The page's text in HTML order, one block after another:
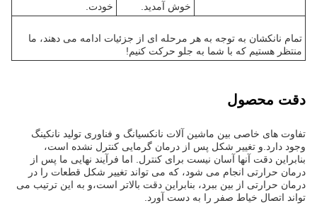
خوش آمديد.
خودت.
تمام نانکشان به توجه به هر مرحله ای از جزئیات ادامه می دهند، ما
منتظر هستیم که با شما به جلو حرکت کنیم!
دقت محصول
تفاوت های خاصی بین ماشین آلات نانکسیانگ و فناوری تولید نانکینگ
وجود دارد.و تغییر شکل پس از درمان گرمایی کنترل نشده است،
بنابراین دقت آنها آسان نیست برای کنترل. اما فرآیند نهایی ما پس از
درمان حرارتی انجام می شود، که می تواند تغییر شکل قطعات را در
درمان حرارتی از بین ببرد، بنابراین دقت بالاتر است،و به این ترتیب می
تواند اتصال خیاط صفر را به دست آورد.